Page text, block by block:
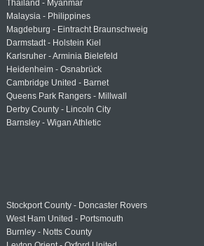
Thailand - Myanmar
Malaysia - Philippines
Magdeburg - Eintracht Braunschweig
Darmstadt - Holstein Kiel
Karlsruher - Arminia Bielefeld
Heidenheim - Osnabrück
Cambridge United - Barnet
Queens Park Rangers - Millwall
Derby County - Lincoln City
Barnsley - Wigan Athletic
Stockport County - Doncaster Rovers
West Ham United - Portsmouth
Burnley - Notts County